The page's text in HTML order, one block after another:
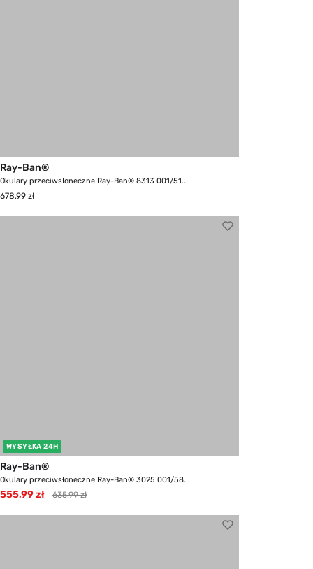
Ray-Ban®
Okulary przeciwsłoneczne Ray-Ban® 8313 001/51...
678,99 zł
WYSYŁKA 24H
Ray-Ban®
Okulary przeciwsłoneczne Ray-Ban® 3025 001/58...
555,99 zł 635,99 zł